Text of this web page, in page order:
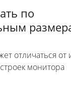
по
отличаться от
монитора